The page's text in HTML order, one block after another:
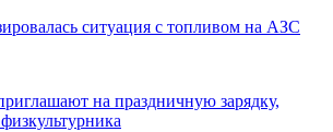
ситуация с топливом на АЗС
на праздничную зарядку,